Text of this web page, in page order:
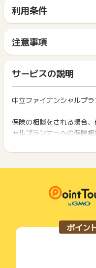
※はじめて「合同会社扶桑
用される方
※結婚しており、家族構成
世帯のみ 、ひとり親世帯は
※世帯として年収400万円
業主婦・主夫でも、配偶
象）
※年齢が25歳以上59歳以
※日本国内にお住まいの方
※オンライン相談時にカメ
※面談前の担当FPからの
ただける方
※面談後に広告主からの
？相談者（予約者）とFP
（例）予約時の相談内容が
ご相談したいこと：？保
ライフプラン表作成
明し、相談者が納得し相
※ただし、相談者より上記
利用条件
サイトに移動してからお
間に、同じブラウザ（※）
ト獲得ができません。
「 申込をしてポイント
お買い物利用時で、デバ
ト獲得ができません。
2回以上同じお買い物・サ
を押してからご利用くだ
下記の事項に該当する場
い物を複数回ご利用され
て一度でも同サービス・
ご利用前には、Cookieの
サービス・お買い物利用
法がある場合、必ずサイ
注意事項
一部のサービスにつきま
は切り捨てとなります。
ポイント獲得が1ポイント
ント履歴には記載されま
原則として広告主側のポ
につきましては、ポイン
まれません。
広告主が運営しているサ
商品の交換や一部でもキ
になる可能性もございま
条件を達成しているかど
っているため、広告主は
そのため、ポイントタウ
広告主様に直接行わない
サービスの説明
中立ファイナンシャルプ
保険の相談をされる場合
ャルプランナーへの保険
そういったところでは、
保険商品を勧めていると
ただ、保険相談で、公的
イフプランも作成せずに
たとしても特定の保険商
中には、不要な保険や特
ポイン